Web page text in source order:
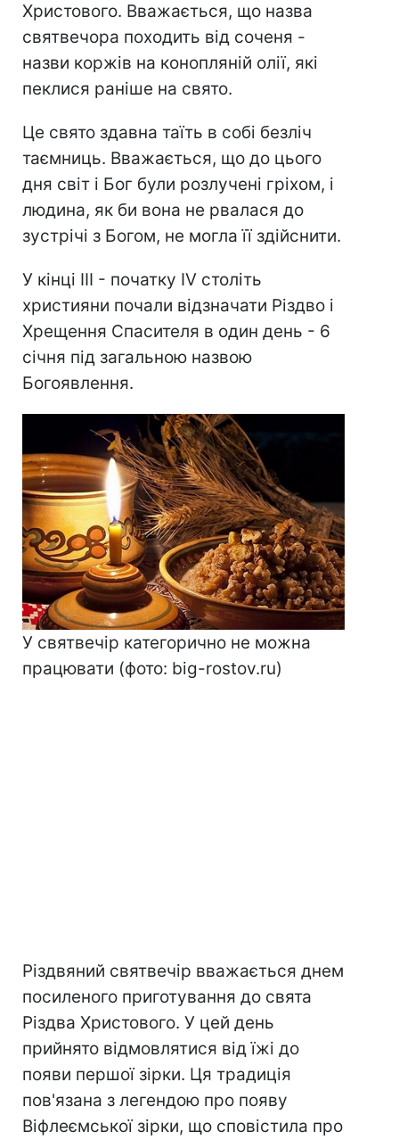
Христового. Вважається, що назва
святвечора походить від соченя -
назви коржів на конопляній олії, які
пеклися раніше на свято.
Це свято здавна таїть в собі безліч
таємниць. Вважається, що до цього
дня світ і Бог були розлучені гріхом, і
людина, як би вона не рвалася до
зустрічі з Богом, не могла її здійснити.
У кінці III - початку IV століть
християни почали відзначати Різдво і
Хрещення Спасителя в один день - 6
січня під загальною назвою
Богоявлення.
У святвечір категорично не можна
працювати (фото: big-rostov.ru)
Різдвяний святвечір вважається днем
посиленого приготування до свята
Різдва Христового. У цей день
прийнято відмовлятися від їжі до
появи першої зірки. Ця традиція
пов'язана з легендою про появу
Віфлеємської зірки, що сповістила про